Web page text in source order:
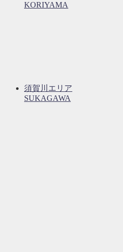
KORIYAMA
須賀川エリア
SUKAGAWA